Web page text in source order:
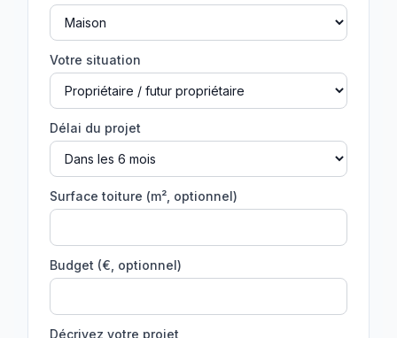
Votre situation
Délai du projet
Surface toiture (m², optionnel)
Budget (€, optionnel)
Décrivez votre projet